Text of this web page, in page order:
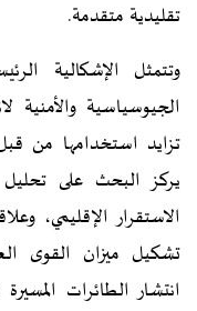
تقليدية متقدمة.
وتتمثل الإشكالية
الجيوسياسية والأمنية
تزايد استخدامها من
يركز البحث على
الاستقرار الإقليمي،
تشكيل ميزان القوى
انتشار الطائرات